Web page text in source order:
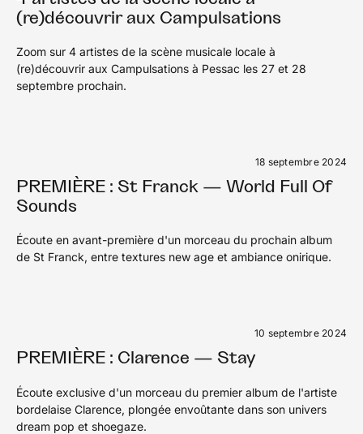
(re)découvrir aux Campulsations
Zoom sur 4 artistes de la scène musicale locale à
(re)découvrir aux Campulsations à Pessac les 27 et 28
septembre prochain.
18 septembre 2024
PREMIÈRE : St Franck — World Full Of
Sounds
Écoute en avant-première d'un morceau du prochain album
de St Franck, entre textures new age et ambiance onirique.
10 septembre 2024
PREMIÈRE : Clarence — Stay
Écoute exclusive d'un morceau du premier album de l'artiste
bordelaise Clarence, plongée envoûtante dans son univers
dream pop et shoegaze.